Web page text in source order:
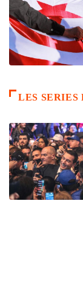
LES SERIES